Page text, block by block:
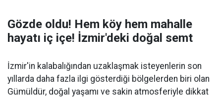
Gözde oldu! Hem köy hem mahalle
hayatı iç içe! İzmir'deki doğal semt
İzmir'in kalabalığından uzaklaşmak isteyenlerin son
yıllarda daha fazla ilgi gösterdiği bölgelerden biri olan
Gümüldür, doğal yaşamı ve sakin atmosferiyle dikkat